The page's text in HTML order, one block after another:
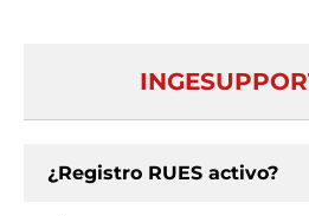
¿Registro RUES activo?